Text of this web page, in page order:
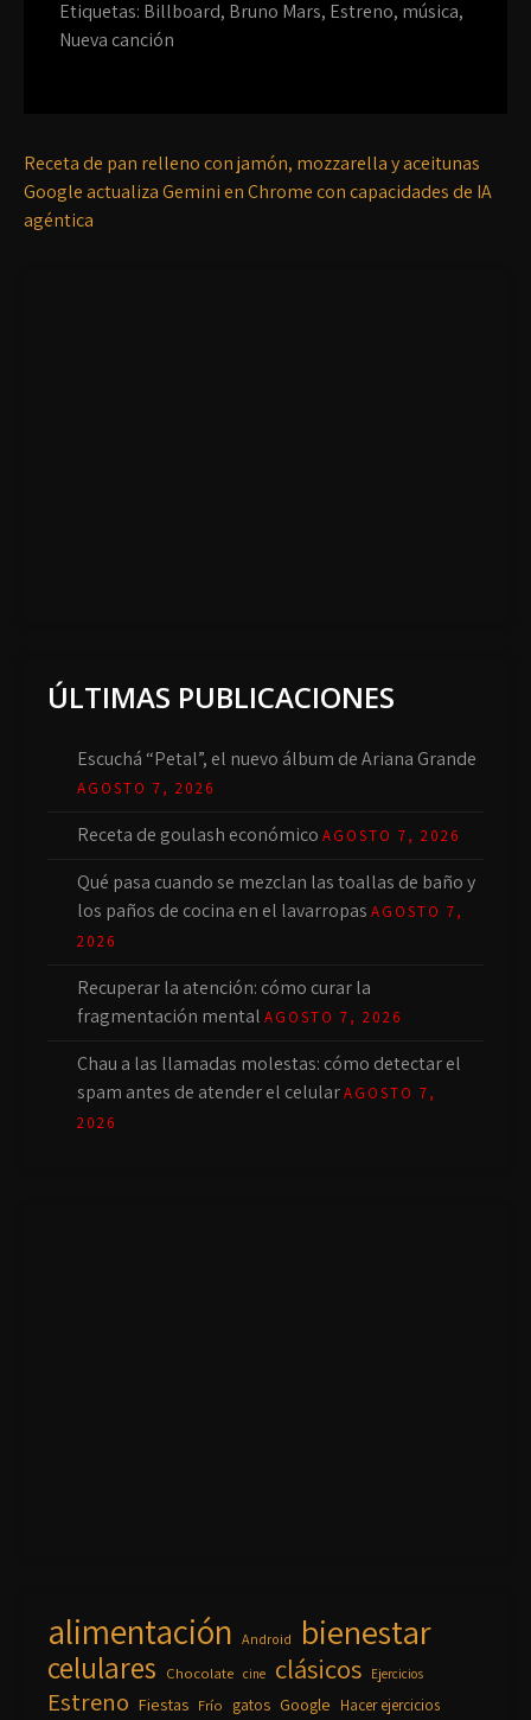
Etiquetas: Billboard, Bruno Mars, Estreno, música,
Nueva canción
Receta de pan relleno con jamón, mozzarella y aceitunas
Google actualiza Gemini en Chrome con capacidades de IA
agéntica
ÚLTIMAS PUBLICACIONES
Escuchá “Petal”, el nuevo álbum de Ariana Grande
AGOSTO 7, 2026
Receta de goulash económico AGOSTO 7, 2026
Qué pasa cuando se mezclan las toallas de baño y
los paños de cocina en el lavarropas AGOSTO 7,
2026
Recuperar la atención: cómo curar la
fragmentación mental AGOSTO 7, 2026
Chau a las llamadas molestas: cómo detectar el
spam antes de atender el celularAGOSTO 7,
2026
alimentación Android bienestar
celulares Chocolate cine clásicos Ejercicios
Estreno Fiestas Frío gatos Google Hacer ejercicios